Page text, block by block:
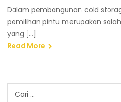
Dalam pembangunan cold
pemilihan pintu merupakan
yang [...]
Read More